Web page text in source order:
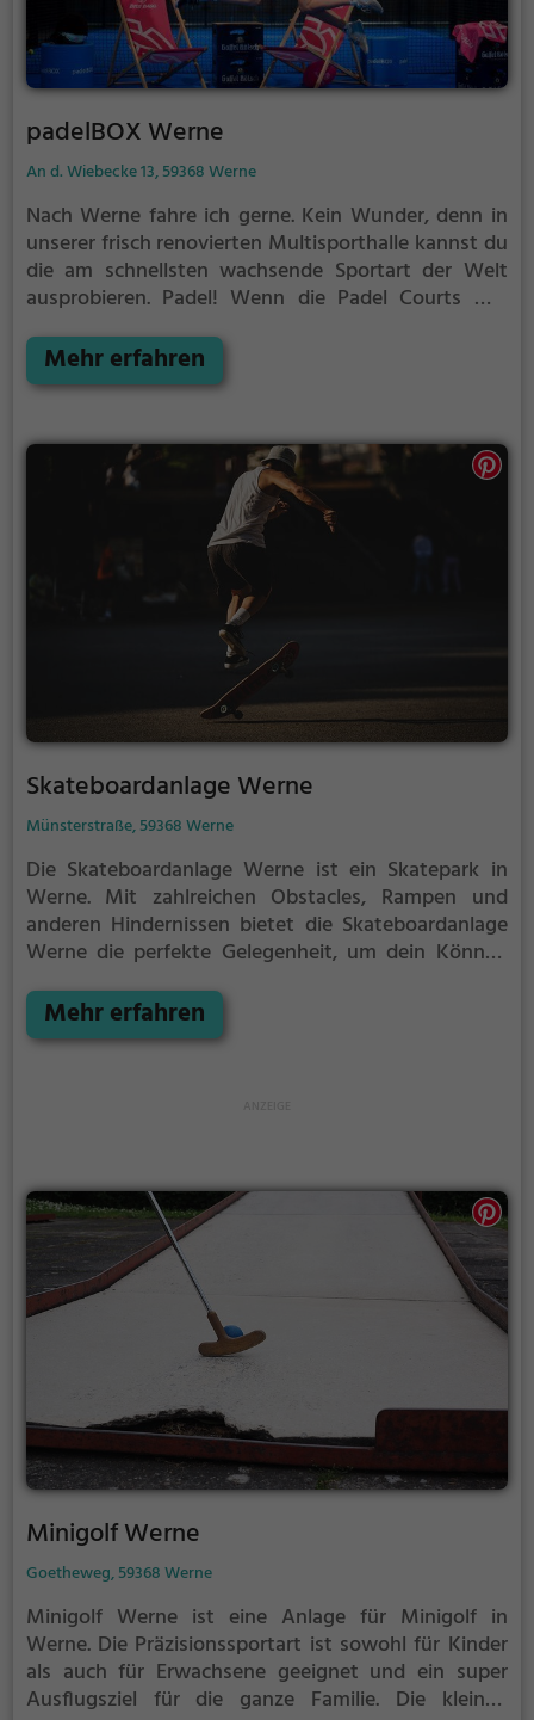
padelBOX Werne
An d. Wiebecke 13, 59368 Werne
Nach Werne fahre ich gerne. Kein Wunder, denn in
unserer frisch renovierten Multisporthalle kannst du
die am schnellsten wachsende Sportart der Welt
ausprobieren. Padel! Wenn die Padel Courts mal
unseren Tennisplätzen vergnügen. Nach dem Spiel
lässt du dann deinen Aufenthalt in der snackBOX bei
Mehr erfahren
Skateboardanlage Werne
Münsterstraße, 59368 Werne
Die Skateboardanlage Werne ist ein Skatepark in
Werne. Mit zahlreichen Obstacles, Rampen und
anderen Hindernissen bietet die Skateboardanlage
Werne die perfekte Gelegenheit, um dein Können
oder Anfänger, die Skateboardanlage Werne hat für
jeden etwas zu bieten - ganz egal, ob du nur ein
Mehr erfahren
Minigolf Werne
Goetheweg, 59368 Werne
Minigolf Werne ist eine Anlage für Minigolf in
Werne. Die Präzisionssportart ist sowohl für Kinder
als auch für Erwachsene geeignet und ein super
Ausflugsziel für die ganze Familie. Die kleinen